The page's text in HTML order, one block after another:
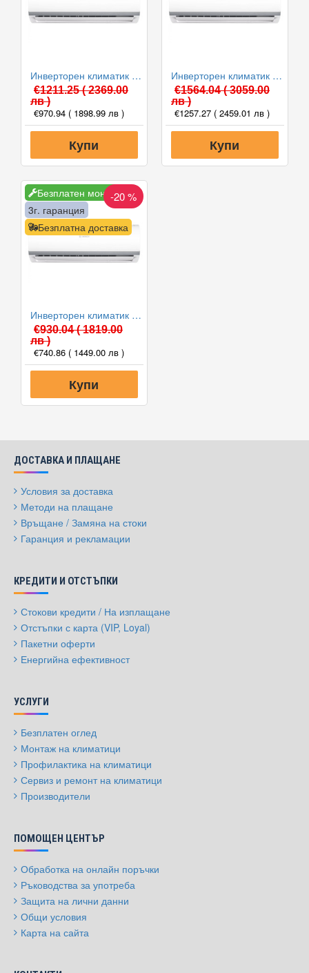
Инверторен климатик Bosch CL2000U W 53 E/CL2000 53 E Climate 2000, 18000 BTU, Клас A++
€1211.25( 2369.00
лв )
€970.94 ( 1898.99 лв )
Купи
Инверторен климатик Bosch CL2000U W 70 E/CL2000 70 E Climate 2000, 24000 BTU, Клас A++
€1564.04( 3059.00
лв )
€1257.27 ( 2459.01 лв )
Купи
Безплатен монтаж
Безплатна доставка
3г. гаранция
-20 %
Инверторен климатик Bosch CL2000U W 35 E/CL2000 35 E Climate 2000, 12000 BTU, Клас A++
€930.04( 1819.00
лв )
€740.86 ( 1449.00 лв )
Купи
ДОСТАВКА И ПЛАЩАНЕ
Условия за доставка
Методи на плащане
Връщане / Замяна на стоки
Гаранция и рекламации
КРЕДИТИ И ОТСТЪПКИ
Стокови кредити / На изплащане
Отстъпки с карта (VIP, Loyal)
Пакетни оферти
Енергийна ефективност
УСЛУГИ
Безплатен оглед
Монтаж на климатици
Профилактика на климатици
Сервиз и ремонт на климатици
Производители
ПОМОЩЕН ЦЕНТЪР
Обработка на онлайн поръчки
Ръководства за употреба
Защита на лични данни
Общи условия
Карта на сайта